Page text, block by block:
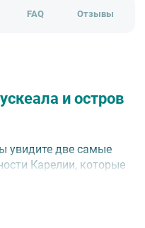
FAQ Отзывы
и остров
увидите две самые
Карелии, которые